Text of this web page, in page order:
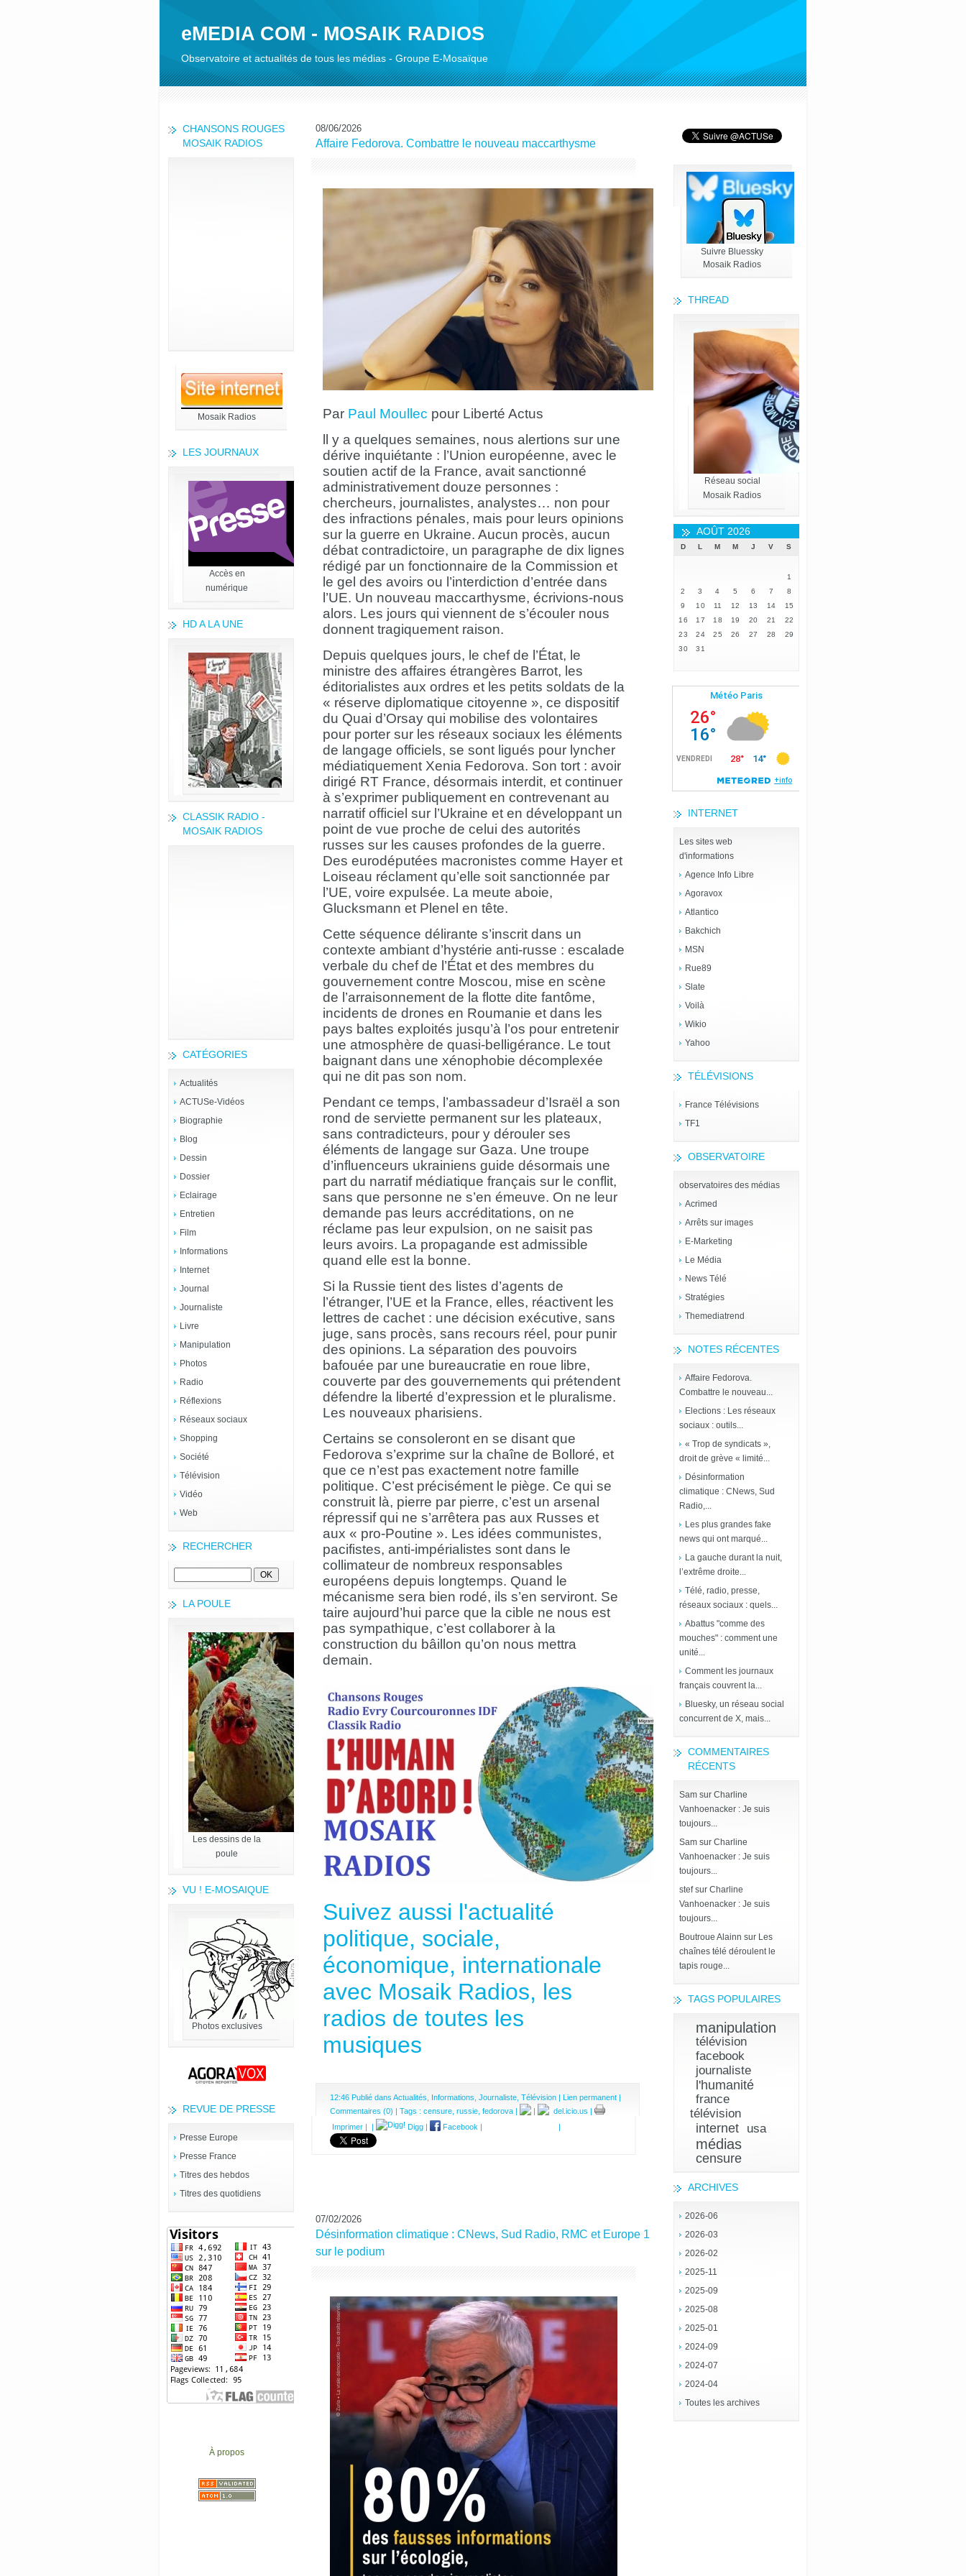
eMEDIA COM - MOSAIK RADIOS
Observatoire et actualités de tous les médias - Groupe E-Mosaïque
CHANSONS ROUGES
MOSAIK RADIOS
Mosaik Radios
LES JOURNAUX
Accès en
numérique
HD A LA UNE
CLASSIK RADIO -
MOSAIK RADIOS
CATÉGORIES
Actualités
ACTUSe-Vidéos
Biographie
Blog
Dessin
Dossier
Eclairage
Entretien
Film
Informations
Internet
Journal
Journaliste
Livre
Manipulation
Photos
Radio
Réflexions
Réseaux sociaux
Shopping
Société
Télévision
Vidéo
Web
RECHERCHER
LA POULE
Les dessins de la
poule
VU ! E-MOSAIQUE
Photos exclusives
REVUE DE PRESSE
Presse Europe
Presse France
Titres des hebdos
Titres des quotidiens
À propos
Suivre Bluessky
Mosaik Radios
THREAD
Réseau social
Mosaik Radios
AOÛT 2026
D L M M J V S
1
2
3 4 5 6 7
8
9
10 11 12 13 14
15
16
17 18 19 20 21
22
23
24 25 26 27 28
29
30
31
INTERNET
Les sites web
d'informations
Agence Info Libre
Agoravox
Atlantico
Bakchich
MSN
Rue89
Slate
Voilà
Wikio
Yahoo
TÉLÉVISIONS
France Télévisions
TF1
OBSERVATOIRE
observatoires des médias
Acrimed
Arrêts sur images
E-Marketing
Le Média
News Télé
Stratégies
Themediatrend
NOTES RÉCENTES
Affaire Fedorova.
Combattre le nouveau...
Elections : Les réseaux
sociaux : outils...
« Trop de syndicats »,
droit de grève « limité...
Désinformation
climatique : CNews, Sud
Radio,...
Les plus grandes fake
news qui ont marqué...
La gauche durant la nuit,
l’extrême droite...
Télé, radio, presse,
réseaux sociaux : quels...
Abattus "comme des
mouches" : comment une
unité...
Comment les journaux
français couvrent la...
Bluesky, un réseau social
concurrent de X, mais...
COMMENTAIRES
RÉCENTS
Sam sur Charline
Vanhoenacker : Je suis
toujours...
Sam sur Charline
Vanhoenacker : Je suis
toujours...
stefsur Charline
Vanhoenacker : Je suis
toujours...
Boutroue Alainn sur Les
chaînes télé déroulent le
tapis rouge...
TAGS POPULAIRES
manipulation
télévision
facebook
journaliste
l'humanité
france
télévision
internet usa
médias
censure
ARCHIVES
2026-06
2026-03
2026-02
2025-11
2025-09
2025-08
2025-01
2024-09
2024-07
2024-04
Toutes les archives
08/06/2026
Affaire Fedorova. Combattre le nouveau maccarthysme
Par Paul Moullec pour Liberté Actus
ll y a quelques semaines, nous alertions sur une
dérive inquiétante : l’Union européenne, avec le
soutien actif de la France, avait sanctionné
administrativement douze personnes :
chercheurs, journalistes, analystes… non pour
des infractions pénales, mais pour leurs opinions
sur la guerre en Ukraine. Aucun procès, aucun
débat contradictoire, un paragraphe de dix lignes
rédigé par un fonctionnaire de la Commission et
le gel des avoirs ou l’interdiction d’entrée dans
l’UE. Un nouveau maccarthysme, écrivions-nous
alors. Les jours qui viennent de s’écouler nous
donnent tragiquement raison.
Depuis quelques jours, le chef de l’État, le
ministre des affaires étrangères Barrot, les
éditorialistes aux ordres et les petits soldats de la
« réserve diplomatique citoyenne », ce dispositif
du Quai d’Orsay qui mobilise des volontaires
pour porter sur les réseaux sociaux les éléments
de langage officiels, se sont ligués pour lyncher
médiatiquement Xenia Fedorova. Son tort : avoir
dirigé RT France, désormais interdit, et continuer
à s’exprimer publiquement en contrevenant au
narratif officiel sur l’Ukraine et en développant un
point de vue proche de celui des autorités
russes sur les causes profondes de la guerre.
Des eurodéputées macronistes comme Hayer et
Loiseau réclament qu’elle soit sanctionnée par
l’UE, voire expulsée. La meute aboie,
Glucksmann et Plenel en tête.
Cette séquence délirante s’inscrit dans un
contexte ambiant d’hystérie anti-russe : escalade
verbale du chef de l’État et des membres du
gouvernement contre Moscou, mise en scène
de l’arraisonnement de la flotte dite fantôme,
incidents de drones en Roumanie et dans les
pays baltes exploités jusqu’à l’os pour entretenir
une atmosphère de quasi-belligérance. Le tout
baignant dans une xénophobie décomplexée
qui ne dit pas son nom.
Pendant ce temps, l’ambassadeur d’Israël a son
rond de serviette permanent sur les plateaux,
sans contradicteurs, pour y dérouler ses
éléments de langage sur Gaza. Une troupe
d’influenceurs ukrainiens guide désormais une
part du narratif médiatique français sur le conflit,
sans que personne ne s’en émeuve. On ne leur
demande pas leurs accréditations, on ne
réclame pas leur expulsion, on ne saisit pas
leurs avoirs. La propagande est admissible
quand elle est la bonne.
Si la Russie tient des listes d’agents de
l’étranger, l’UE et la France, elles, réactivent les
lettres de cachet : une décision exécutive, sans
juge, sans procès, sans recours réel, pour punir
des opinions. La séparation des pouvoirs
bafouée par une bureaucratie en roue libre,
couverte par des gouvernements qui prétendent
défendre la liberté d’expression et le pluralisme.
Les nouveaux pharisiens.
Certains se consoleront en se disant que
Fedorova s’exprime sur la chaîne de Bolloré, et
que ce n’est pas exactement notre famille
politique. C’est précisément le piège. Ce qui se
construit là, pierre par pierre, c’est un arsenal
répressif qui ne s’arrêtera pas aux Russes et
aux « pro-Poutine ». Les idées communistes,
pacifistes, anti-impérialistes sont dans le
collimateur de nombreux responsables
européens depuis longtemps. Quand le
mécanisme sera bien rodé, ils s’en serviront. Se
taire aujourd’hui parce que la cible ne nous est
pas sympathique, c’est collaborer à la
construction du bâillon qu’on nous mettra
demain.
Suivez aussi l'actualité
politique, sociale,
économique, internationale
avec Mosaik Radios, les
radios de toutes les
musiques
12:46 Publié dans Actualités Informations Journaliste Télévision | Lien permanent |
Commentaires (0) | Tags : censure russie fedorova | | del.icio.us |
Imprimer | | Digg | Facebook | |
07/02/2026
Désinformation climatique : CNews, Sud Radio, RMC et Europe 1
sur le podium